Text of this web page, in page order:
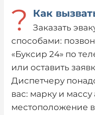
? Как
Заказать
способами:
«Буксир 24» по
или оставить
Диспетчеру
вас: марку и
местоположение